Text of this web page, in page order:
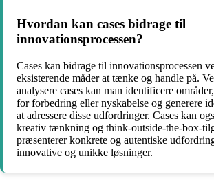
Hvordan kan cases bidrage til
innovationsprocessen?
Cases kan bidrage til innovationsprocessen
eksisterende måder at tænke og handle på.
analysere cases kan man identificere
for forbedring eller nyskabelse og generere
at adressere disse udfordringer. Cases kan
kreativ tænkning og think-outside-the-box-
præsenterer konkrete og autentiske
innovative og unikke løsninger.